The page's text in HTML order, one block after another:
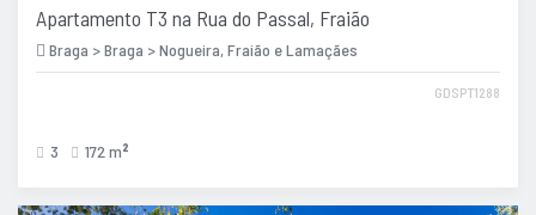
Apartamento T3 na Rua do Passal, Fraião
Braga > Braga > Nogueira, Fraião e Lamaçães
GDSPT1288
3 172 m 2